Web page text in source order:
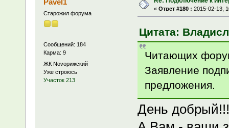
Старожил форума
Сообщений: 184
Карма: 9
ЖК Novoрижский
Уже строюсь
Участок 213
« Ответ #180 : 2015-02-13,
Цитата:
Читающих
Заявление
предложения.
День добрый!!!